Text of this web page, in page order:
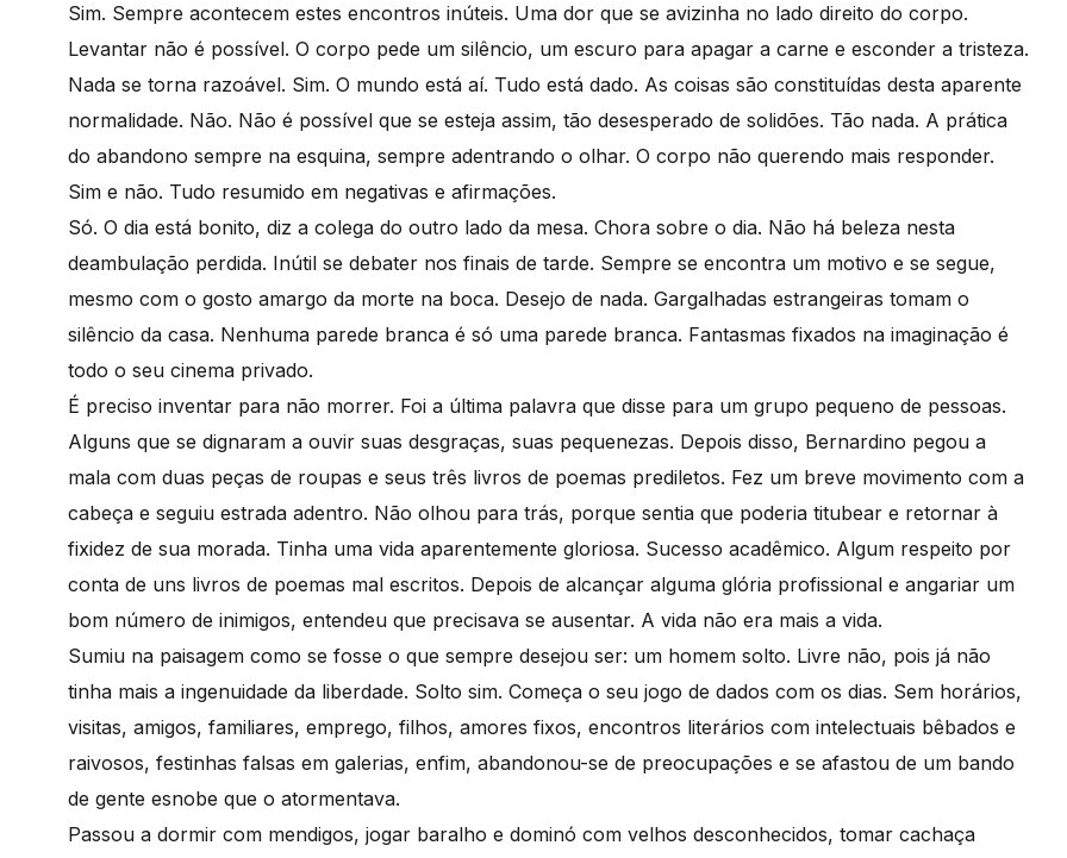
Sim. Sempre acontecem estes encontros inúteis. Uma dor que se avizinha no lado direito do corpo.
Levantar não é possível. O corpo pede um silêncio, um escuro para apagar a carne e esconder a tristeza.
Nada se torna razoável. Sim. O mundo está aí. Tudo está dado. As coisas são constituídas desta aparente
normalidade. Não. Não é possível que se esteja assim, tão desesperado de solidões. Tão nada. A prática
do abandono sempre na esquina, sempre adentrando o olhar. O corpo não querendo mais responder.
Sim e não. Tudo resumido em negativas e afirmações.
Só. O dia está bonito, diz a colega do outro lado da mesa. Chora sobre o dia. Não há beleza nesta
deambulação perdida. Inútil se debater nos finais de tarde. Sempre se encontra um motivo e se segue,
mesmo com o gosto amargo da morte na boca. Desejo de nada. Gargalhadas estrangeiras tomam o
silêncio da casa. Nenhuma parede branca é só uma parede branca. Fantasmas fixados na imaginação é
todo o seu cinema privado.
É preciso inventar para não morrer. Foi a última palavra que disse para um grupo pequeno de pessoas.
Alguns que se dignaram a ouvir suas desgraças, suas pequenezas. Depois disso, Bernardino pegou a
mala com duas peças de roupas e seus três livros de poemas prediletos. Fez um breve movimento com a
cabeça e seguiu estrada adentro. Não olhou para trás, porque sentia que poderia titubear e retornar à
fixidez de sua morada. Tinha uma vida aparentemente gloriosa. Sucesso acadêmico. Algum respeito por
conta de uns livros de poemas mal escritos. Depois de alcançar alguma glória profissional e angariar um
bom número de inimigos, entendeu que precisava se ausentar. A vida não era mais a vida.
Sumiu na paisagem como se fosse o que sempre desejou ser: um homem solto. Livre não, pois já não
tinha mais a ingenuidade da liberdade. Solto sim. Começa o seu jogo de dados com os dias. Sem horários,
visitas, amigos, familiares, emprego, filhos, amores fixos, encontros literários com intelectuais bêbados e
raivosos, festinhas falsas em galerias, enfim, abandonou-se de preocupações e se afastou de um bando
de gente esnobe que o atormentava.
Passou a dormir com mendigos, jogar baralho e dominó com velhos desconhecidos, tomar cachaça